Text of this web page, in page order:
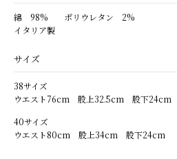
綿 98% ポリウレタン 2%
イタリア製
サイズ
38サイズ
ウエスト76cm 股上32.5cm 股下24cm
40サイズ
ウエスト80cm 股上34cm 股下24cm